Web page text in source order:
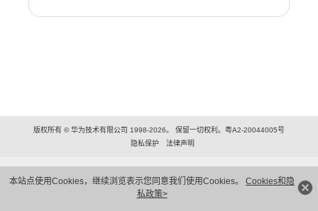
本站点使用Cookies，继续浏览表示您同意我们使用Cookies。 Cookies和隐
私政策>
版权所有 © 华为技术有限公司 1998-2026。 保留一切权利。粤A2-20044005号
隐私保护
法律声明